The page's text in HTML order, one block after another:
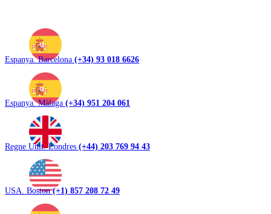
Espanya. Barcelona (+34) 93 018 6626
Espanya. Màlaga (+34) 951 204 061
Regne Unit. Londres (+44) 203 769 94 43
USA. Boston(+1) 857 208 72 49